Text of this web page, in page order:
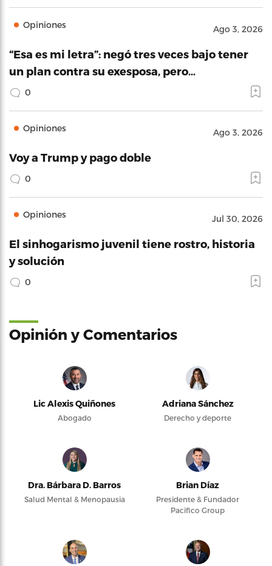
Opiniones Ago 3, 2026
“Esa es mi letra”: negó tres veces bajo tener
un plan contra su exesposa, pero…
0
Opiniones Ago 3, 2026
Voy a Trump y pago doble
0
Opiniones Jul 30, 2026
El sinhogarismo juvenil tiene rostro, historia
y solución
0
Opinión y Comentarios
Lic Alexis Quiñones
Abogado
Adriana Sánchez
Derecho y deporte
Dra. Bárbara D. Barros
Salud Mental & Menopausia
Brian Díaz
Presidente & Fundador
Pacifico Group